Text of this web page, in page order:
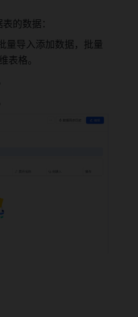
的数据：
量导入添加数据，批量
表格。